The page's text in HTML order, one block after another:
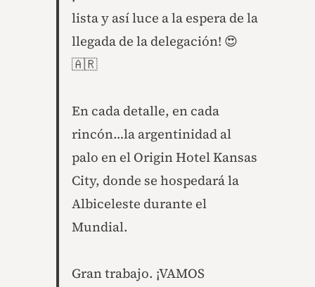
lista y así luce a la espera de la
llegada de la delegación! 😍
🇦🇷
En cada detalle, en cada
rincón…la argentinidad al
palo en el Origin Hotel Kansas
City, donde se hospedará la
Albiceleste durante el
Mundial.
Gran trabajo. ¡VAMOS